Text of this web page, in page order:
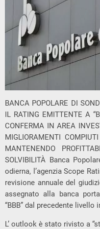
BANCA POPOLARE DI
IL RATING EMITTENTE A
CONFERMA IN AREA
MIGLIORAMENTI
MANTENENDO
SOLVIBILITÀ Banca
odierna, l’agenzia Scope
revisione annuale del
assegnato alla banca
“BBB” dal precedente livello
L’ outlook è stato rivisto a